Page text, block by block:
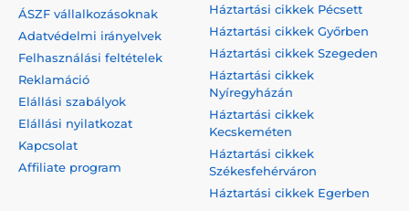
ÁSZF vállalkozásoknak
Adatvédelmi irányelvek
Felhasználási feltételek
Reklamáció
Elállási szabályok
Elállási nyilatkozat
Kapcsolat
Affiliate program
Háztartási cikkek Pécsett
Háztartási cikkek Győrben
Háztartási cikkek Szegeden
Háztartási cikkek
Nyíregyházán
Háztartási cikkek
Kecskeméten
Háztartási cikkek
Székesfehérváron
Háztartási cikkek Egerben